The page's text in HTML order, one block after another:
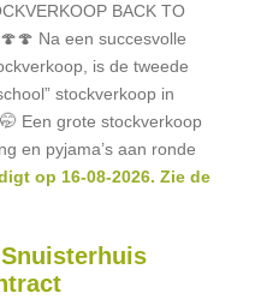
BACK TO
Na een succesvolle
is de tweede
stockverkoop in
Een grote stockverkoop
en pyjama’s aan ronde
op 16-08-2026. Zie de